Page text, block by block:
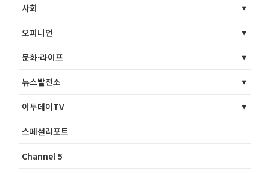
사회
오피니언
문화·라이프
뉴스발전소
이투데이TV
스페셜리포트
Channel 5